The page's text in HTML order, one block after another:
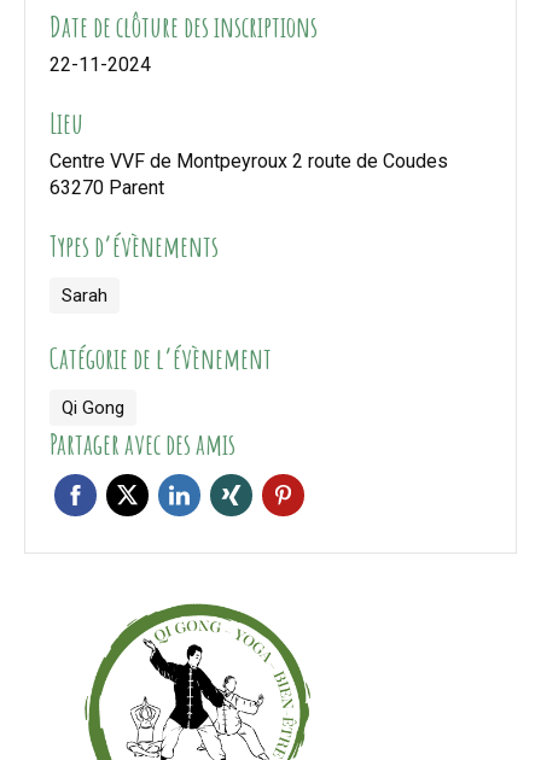
Date de clôture des inscriptions
22-11-2024
Lieu
Centre VVF de Montpeyroux 2 route de Coudes
63270 Parent
Types d’évènements
Sarah
Catégorie de l’évènement
Qi Gong
Partager avec des amis